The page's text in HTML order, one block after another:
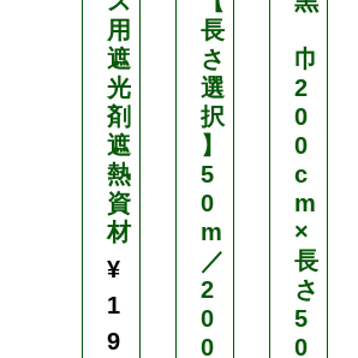
用
遮
光
剤
遮
熱
資
材
¥
1
9
長
さ
選
択
】
5
0
m
／
2
0
0
巾
2
0
0
c
m
×
長
さ
5
0